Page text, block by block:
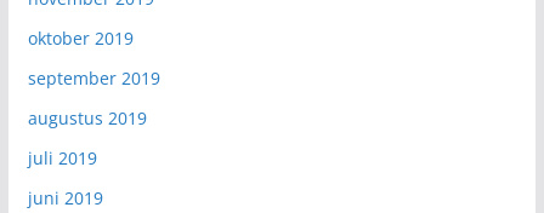
oktober 2019
september 2019
augustus 2019
juli 2019
juni 2019